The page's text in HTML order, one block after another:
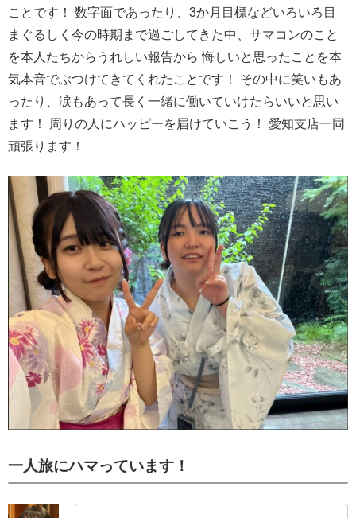
ことです！ 数字面であったり、3か月目標などいろいろ目
まぐるしく今の時期まで過ごしてきた中、サマコンのこと
を本人たちからうれしい報告から 悔しいと思ったことを本
気本音でぶつけてきてくれたことです！ その中に笑いもあ
ったり、涙もあって長く一緒に働いていけたらいいと思い
ます！ 周りの人にハッピーを届けていこう！ 愛知支店一同
頑張ります！
一人旅にハマっています！